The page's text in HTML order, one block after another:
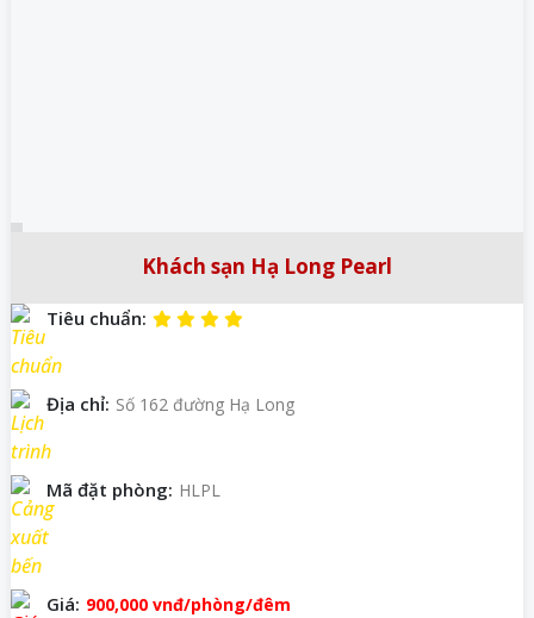
Khách sạn Hạ Long Pearl
Tiêu chuẩn:
Địa chỉ: Số 162 đường Hạ Long
Mã đặt phòng: HLPL
Giá: 900,000 vnđ/phòng/đêm